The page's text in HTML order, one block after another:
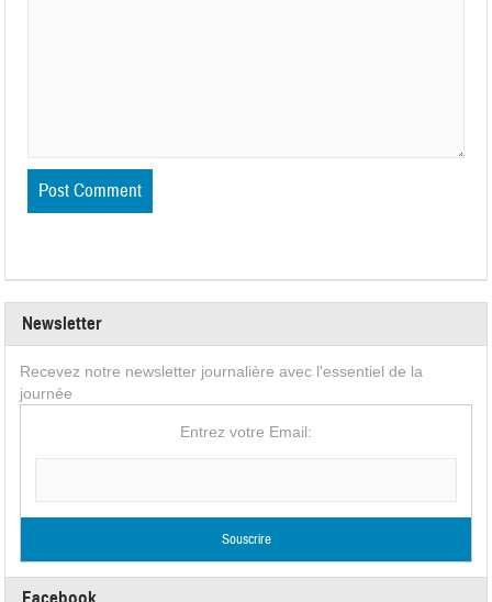
Newsletter
Recevez notre newsletter journalière avec l'essentiel de la
journée
Entrez votre Email: